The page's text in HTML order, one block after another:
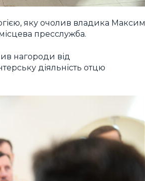
яку очолив владика Максим
пресслужба.
нагороди від
діяльність отцю